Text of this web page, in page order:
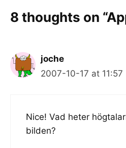
8 thoughts on
joche
2007-10-17 at 11:57
Nice! Vad heter
bilden?